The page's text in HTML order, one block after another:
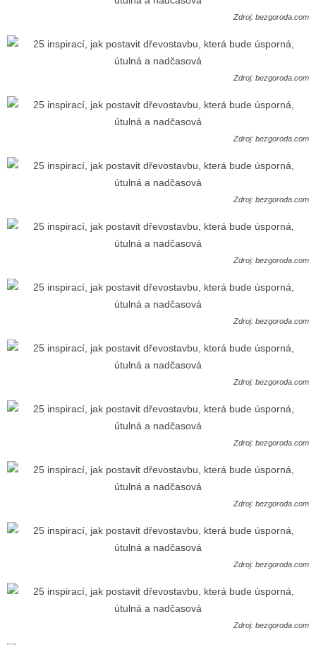
Zdroj: bezgoroda.com
Zdroj: bezgoroda.com
Zdroj: bezgoroda.com
Zdroj: bezgoroda.com
Zdroj: bezgoroda.com
Zdroj: bezgoroda.com
Zdroj: bezgoroda.com
Zdroj: bezgoroda.com
Zdroj: bezgoroda.com
Zdroj: bezgoroda.com
Zdroj: bezgoroda.com